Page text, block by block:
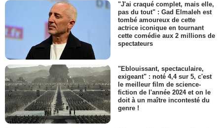
"J'ai craqué complet, mais elle,
pas du tout" : Gad Elmaleh est
tombé amoureux de cette
actrice iconique en tournant
cette comédie aux 2 millions de
spectateurs
"Eblouissant, spectaculaire,
exigeant" : noté 4,4 sur 5, c'est
le meilleur film de science-
fiction de l'année 2024 et on le
doit à un maître incontesté du
genre !